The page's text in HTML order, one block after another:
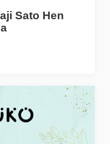
Sato Hen